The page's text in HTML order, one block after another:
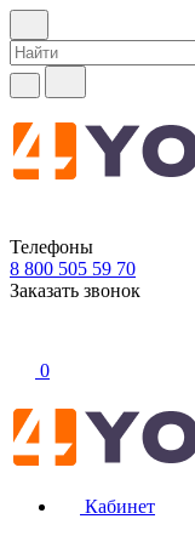
Телефоны
8 800 505 59 70
Заказать звонок
0
Кабинет